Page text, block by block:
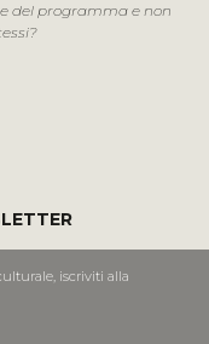
del programma e non
iscriviti alla